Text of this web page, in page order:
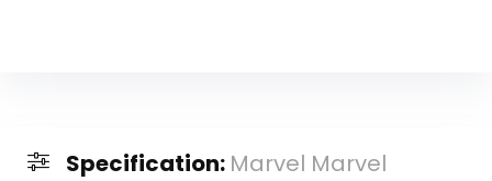
Specification: Marvel Marvel